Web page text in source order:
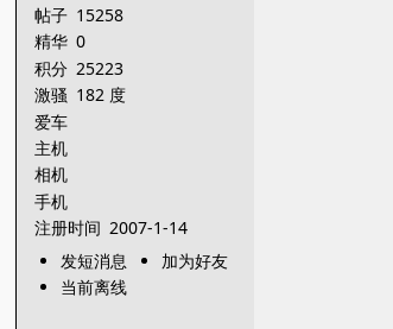
帖子 15258
精华 0
积分 25223
激骚 182 度
爱车
主机
相机
手机
注册时间 2007-1-14
发短消息
加为好友
当前离线